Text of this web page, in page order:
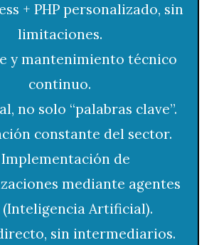
+ PHP personalizado, sin
limitaciones.
y mantenimiento técnico
continuo.
no solo “palabras clave”.
constante del sector.
Implementación de
mediante agentes
(Inteligencia Artificial).
sin intermediarios.